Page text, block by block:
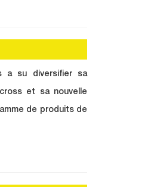
a su diversifier sa
et sa nouvelle
de produits de